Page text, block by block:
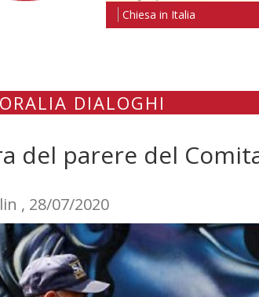
Chiesa in Italia
DIALOGHI
del parere del
, 28/07/2020